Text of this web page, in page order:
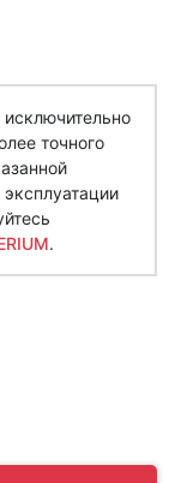
точного
.